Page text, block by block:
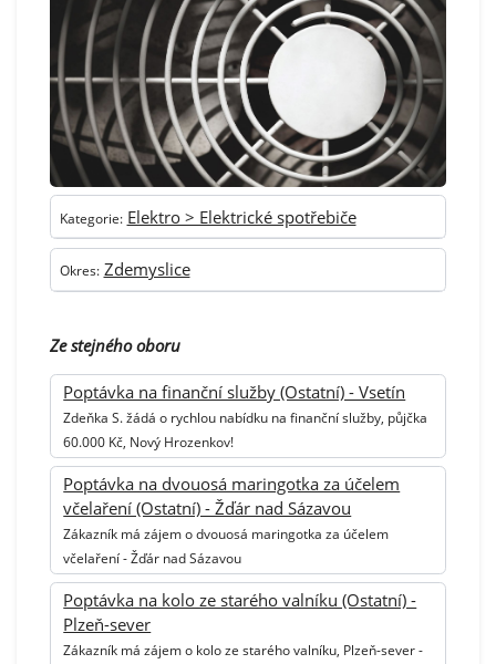
Kategorie: Elektro > Elektrické spotřebiče
Okres: Zdemyslice
Ze stejného oboru
Poptávka na finanční služby (Ostatní) - Vsetín
Zdeňka S. žádá o rychlou nabídku na finanční služby, půjčka
60.000 Kč, Nový Hrozenkov!
Poptávka na dvouosá maringotka za účelem
včelaření (Ostatní) - Žďár nad Sázavou
Zákazník má zájem o dvouosá maringotka za účelem
včelaření - Žďár nad Sázavou
Poptávka na kolo ze starého valníku (Ostatní) -
Plzeň-sever
Zákazník má zájem o kolo ze starého valníku, Plzeň-sever -